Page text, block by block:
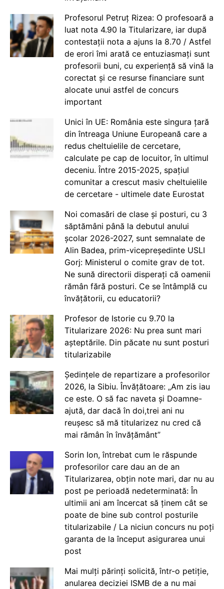
Profesorul Petruț Rizea: O profesoară a
luat nota 4.90 la Titularizare, iar după
contestații nota a ajuns la 8.70 / Astfel
de erori îmi arată ce entuziasmați sunt
profesorii buni, cu experiență să vină la
corectat și ce resurse financiare sunt
alocate unui astfel de concurs
important
Unici în UE: România este singura țară
din întreaga Uniune Europeană care a
redus cheltuielile de cercetare,
calculate pe cap de locuitor, în ultimul
deceniu. Între 2015-2025, spațiul
comunitar a crescut masiv cheltuielile
de cercetare - ultimele date Eurostat
Noi comasări de clase și posturi, cu 3
săptămâni până la debutul anului
școlar 2026-2027, sunt semnalate de
Alin Badea, prim-vicepreședinte USLI
Gorj: Ministerul o comite grav de tot.
Ne sună directorii disperați că oamenii
rămân fără posturi. Ce se întâmplă cu
învățătorii, cu educatorii?
Profesor de Istorie cu 9.70 la
Titularizare 2026: Nu prea sunt mari
așteptările. Din păcate nu sunt posturi
titularizabile
Ședințele de repartizare a profesorilor
2026, la Sibiu. Învățătoare: „Am zis iau
ce este. O să fac naveta și Doamne-
ajută, dar dacă în doi,trei ani nu
reușesc să mă titularizez nu cred că
mai rămân în învățământ”
Sorin Ion, întrebat cum le răspunde
profesorilor care dau an de an
Titularizarea, obțin note mari, dar nu au
post pe perioadă nedeterminată: În
ultimii ani am încercat să ținem cât se
poate de bine sub control posturile
titularizabile / La niciun concurs nu poți
garanta de la început asigurarea unui
post
Mai mulți părinți solicită, într-o petiție,
anularea deciziei ISMB de a nu mai